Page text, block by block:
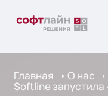
Главная О нас
Softline